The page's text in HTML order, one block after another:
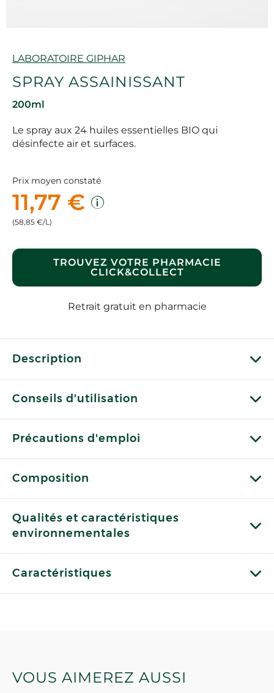
Marque
LABORATOIRE GIPHAR
SPRAY ASSAINISSANT
200ml
Le spray aux 24 huiles essentielles BIO qui
désinfecte air et surfaces.
Prix moyen constaté
11,77 €
(58,85 €/L)
TROUVEZ VOTRE PHARMACIE
CLICK&COLLECT
Retrait gratuit en pharmacie
Description
Conseils d'utilisation
Précautions d'emploi
Composition
Qualités et caractéristiques
environnementales
Caractéristiques
VOUS AIMEREZ AUSSI